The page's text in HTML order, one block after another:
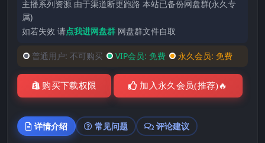
主播系列资源 由于渠道断更跑路 本站已备份网盘群(永久专
属)
如若失效 请点我进网盘群 网盘群文件自取
普通用户: 不可购买 VIP会员: 免费 永久会员: 免费
购买下载权限 加入永久会员(推荐)🔥
详情介绍 常见问题 评论建议